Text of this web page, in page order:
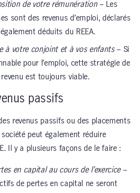
de votre rémunération – Les
sont des revenus d’emploi, déclarés
déduits du REEA.
à votre conjoint et à vos enfants– Si
pour l’emploi, cette stratégie de
est toujours viable.
passifs
revenus passifs ou des placements
société peut également réduire
Il y a plusieurs façons de le faire :
en capital au cours de l’exercice–
de pertes en capital ne seront